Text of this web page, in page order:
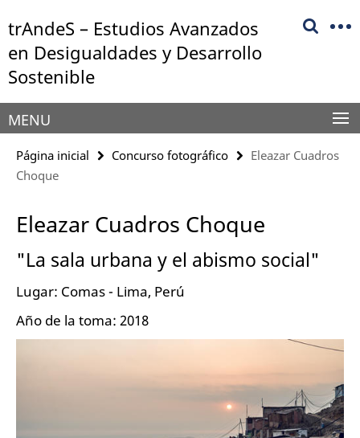
direkt
zu
Inhalt
trAndeS – Estudios Avanzados
en Desigualdades y Desarrollo
Sostenible
Herramientas
de
navegación
MENU
Página inicial Concurso fotográfico
Eleazar Cuadros
Choque
Eleazar Cuadros Choque
"La sala urbana y el abismo social"
Lugar: Comas - Lima, Perú
Año de la toma: 2018